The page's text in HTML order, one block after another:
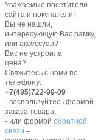
Уважаемые посетители
сайта и покупатели!
Вы не нашли,
интересующую Вас рамку,
или аксессуар?
Вас не устроила
цена?
Свяжитесь с нами по
телефону:
+7(495)722-99-09
- воспользуйтесь формой
заказа товара,
- или формой обратной
связи –